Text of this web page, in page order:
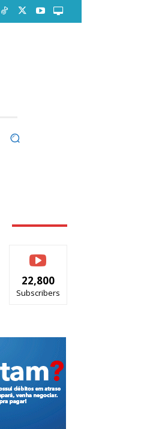
22,800
Subscribers